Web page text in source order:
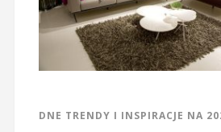
DNE TRENDY I INSPIRACJE NA